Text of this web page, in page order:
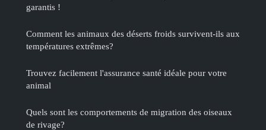
garantis !
Comment les animaux des déserts froids survivent-ils aux
températures extrêmes?
Trouvez facilement l'assurance santé idéale pour votre
animal
Quels sont les comportements de migration des oiseaux
de rivage?